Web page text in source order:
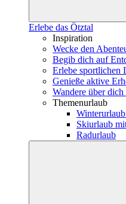
Erlebe das Ötztal
Inspiration
Wecke den
Begib dich auf
Erlebe sportlichen
Genieße aktive
Wandere über dich
Themenurlaub
Skiurlaub
Radurlaub